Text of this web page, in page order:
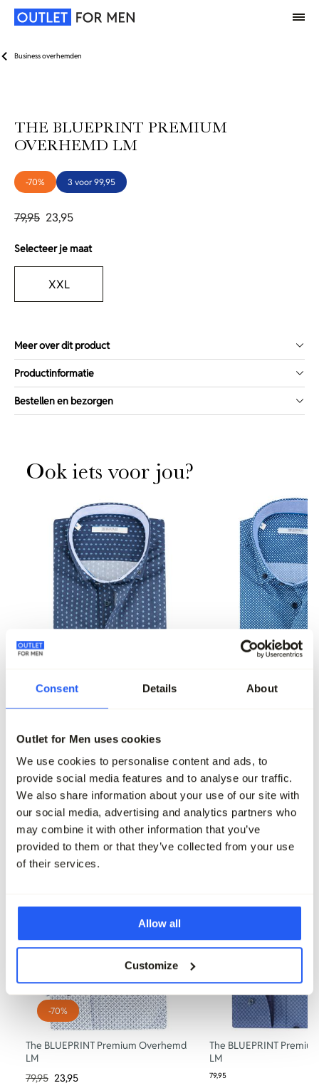
Consent Details About
Outlet for Men uses cookies
We use cookies to personalise content and ads, to
provide social media features and to analyse our traffic.
We also share information about your use of our site with
our social media, advertising and analytics partners who
may combine it with other information that you’ve
provided to them or that they’ve collected from your use
of their services.
Allow all
Customize
Business overhemden
THE BLUEPRINT PREMIUM
OVERHEMD LM
-70% 3 voor 99,95
79,95 23,95
Selecteer je maat
XXL
Meer over dit product
Productinformatie
Bestellen en bezorgen
Ook iets voor jou?
-70%
LM
79,95
23,95
-70%
79,95
23,95
Maak je outfit compleet
-70%
The BLUEPRINT Premium Overhemd
LM
79,95 23,95
The BLUEPRINT
LM
79,95